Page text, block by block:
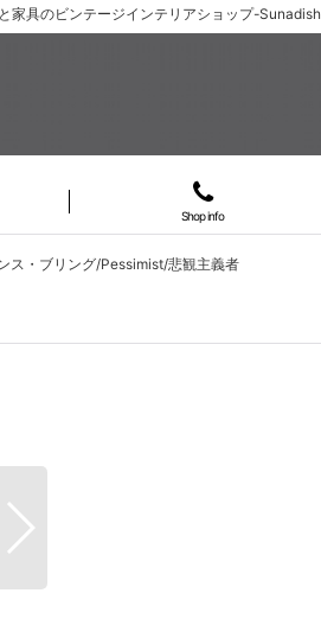
具のビンテージインテリアショップ-Sunadish
Shop info
ス・ブリング/Pessimist/悲観主義者